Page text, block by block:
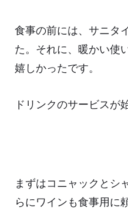
食事の前には、サニタ
た。それに、暖かい使
嬉しかったです。
ドリンクのサービスが
まずはコニャックと
らにワインも食事用に